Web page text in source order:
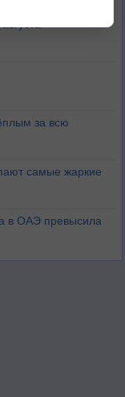
за всю
самые жаркие
в ОАЭ превысила